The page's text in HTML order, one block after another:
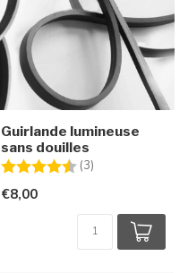
Guirlande lumineuse
sans douilles
Note:
(3)
€8,00